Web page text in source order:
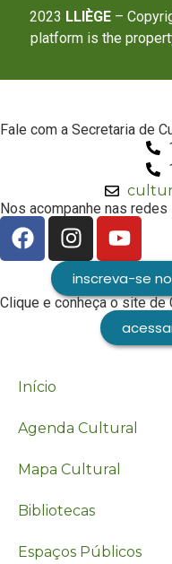
2023 LLIÈGE –
platform is the
Fale com a Secretaria de
Nos acompanhe nas
inscreva-se
Clique e conheça o site de
Início
Agenda Cultural
Mapa Cultural
Bibliotecas
Espaços Públicos